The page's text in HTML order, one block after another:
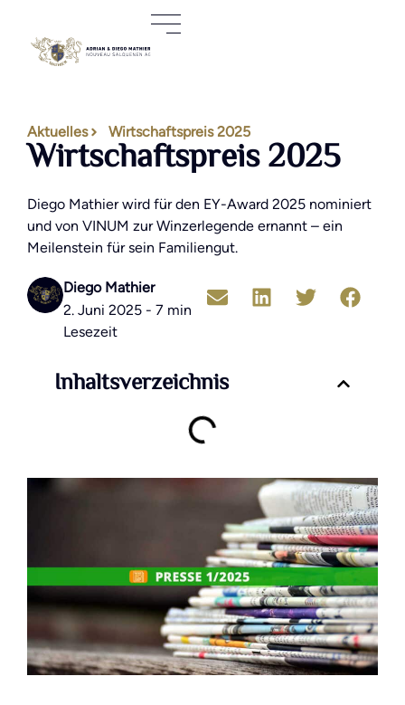
Aktuelles Wirtschaftspreis 2025
Wirtschaftspreis 2025
Diego Mathier wird für den EY-Award 2025 nominiert
und von VINUM zur Winzerlegende ernannt – ein
Meilenstein für sein Familiengut.
Diego Mathier
2. Juni 2025 - 7 min
Lesezeit
Inhaltsverzeichnis